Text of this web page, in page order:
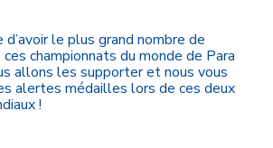
le plus grand nombre de
championnats du monde de Para
allons les supporter et nous vous
alertes médailles lors de ces deux
!